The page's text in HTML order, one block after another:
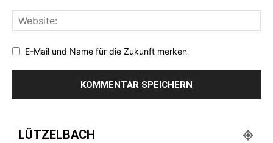
E-Mail und Name für die Zukunft merken
LÜTZELBACH